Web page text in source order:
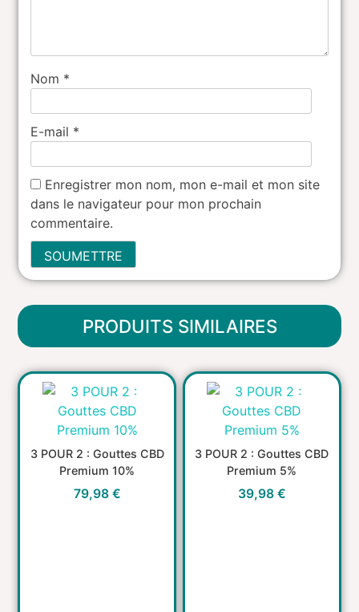
Nom *
E-mail *
Enregistrer mon nom, mon e-mail et mon site
dans le navigateur pour mon prochain
commentaire.
PRODUITS SIMILAIRES
3 POUR 2 : Gouttes CBD
Premium 10%
79,98 €
3 POUR 2 : Gouttes CBD
Premium 5%
39,98 €